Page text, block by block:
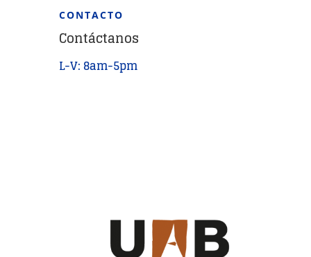
CONTACTO
Contáctanos
L-V: 8am-5pm